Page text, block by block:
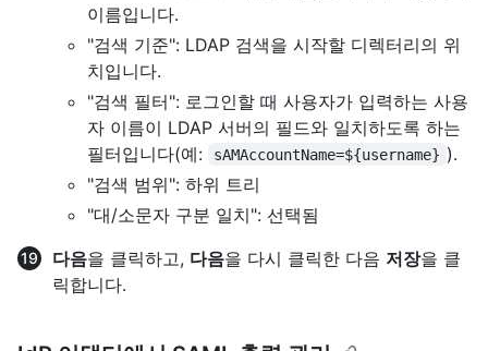
이름입니다.
"검색 기준": LDAP 검색을 시작할 디렉터리의 위
치입니다.
"검색 필터": 로그인할 때 사용자가 입력하는 사용
자 이름이 LDAP 서버의 필드와 일치하도록 하는
필터입니다(예:
sAMAccountName=${username} ).
"검색 범위": 하위 트리
"대/소문자 구분 일치": 선택됨
다음을 클릭하고, 다음을 다시 클릭한 다음 저장을 클
릭합니다.